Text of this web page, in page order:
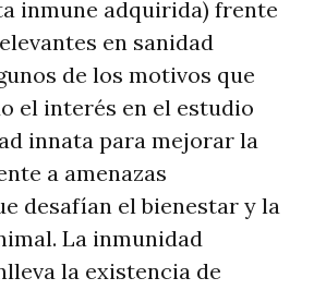
inmune adquirida) frente
en sanidad
de los motivos que
el interés en el estudio
innata para mejorar la
a amenazas
desafían el bienestar y la
La inmunidad
la existencia de